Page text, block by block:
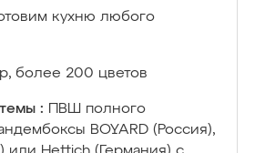
кухню любого
более 200 цветов
:
ПВШ полного
BOYARD (Россия),